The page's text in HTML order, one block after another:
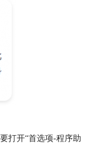
打开“首选项-程序助